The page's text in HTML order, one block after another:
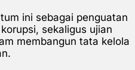
ini sebagai penguatan
sekaligus ujian
membangun tata kelola